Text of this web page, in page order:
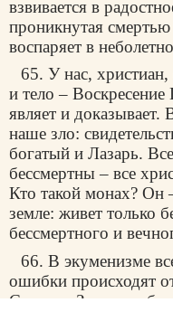
взвивается в
проникнутая
воспаряет в
65. У нас,
и тело – Воскресение
являет и
наше зло:
богатый и Лазарь.
бессмертны – все
Кто такой монах? Он
земле: живет только
бессмертного и
66. В экуменизме
ошибки происходят
Святым. Здесь
решительные